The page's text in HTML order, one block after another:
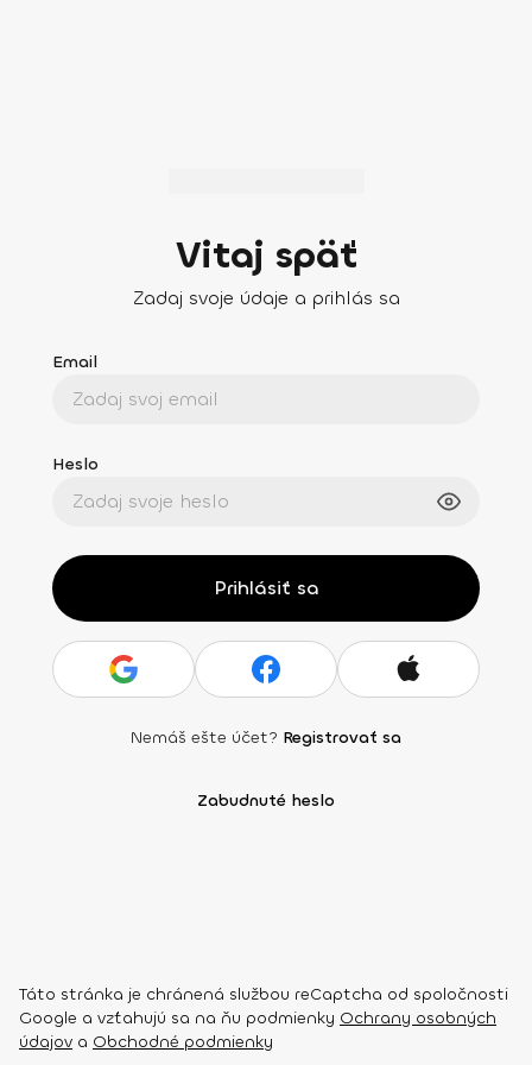
Vitaj späť
Zadaj svoje údaje a prihlás sa
Email
Heslo
Prihlásiť sa
Nemáš ešte účet? Registrovať sa
Zabudnuté heslo
Táto stránka je chránená službou reCaptcha od spoločnosti
Google a vzťahujú sa na ňu podmienky Ochrany osobných
údajov a Obchodné podmienky